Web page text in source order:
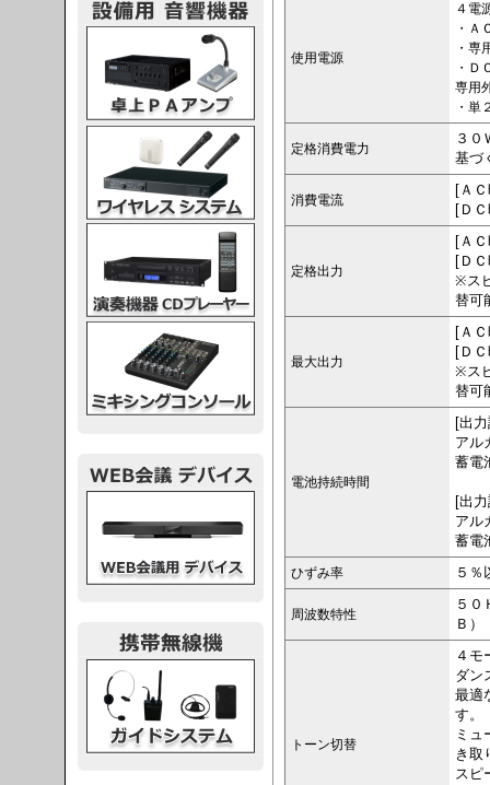
使用電源
４電
・Ａ
・専
・Ｄ
専用
・単
定格消費電力
３０
基づ
消費電流
[Ａ
[Ｄ
定格出力
[Ａ
[Ｄ
※ス
替可
最大出力
[Ａ
[Ｄ
※ス
替可
電池持続時間
[出
アル
蓄電
[出
アル
蓄電
ひずみ率 ５％
周波数特性
５０
Ｂ）
トーン切替
４モ
ダン
最適
す。
ミ
き取
スピ